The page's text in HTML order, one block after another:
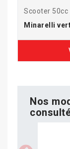
Scooter 50cc
Minarelli
Nos